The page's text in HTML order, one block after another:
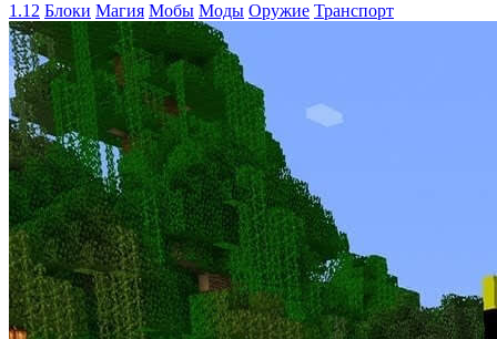
1.12 Блоки Магия Мобы Моды Оружие Транспорт